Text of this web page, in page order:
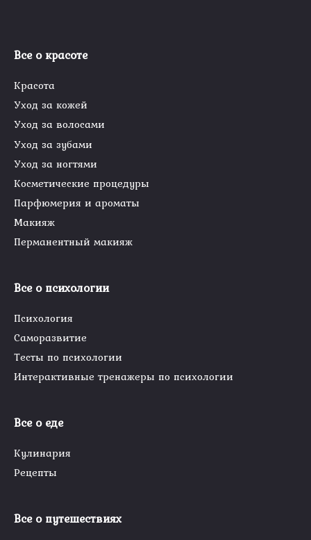
Все о красоте
Красота
Уход за кожей
Уход за волосами
Уход за зубами
Уход за ногтями
Косметические процедуры
Парфюмерия и ароматы
Макияж
Перманентный макияж
Все о психологии
Психология
Саморазвитие
Тесты по психологии
Интерактивные тренажеры по психологии
Все о еде
Кулинария
Рецепты
Все о путешествиях